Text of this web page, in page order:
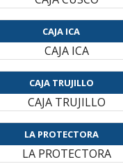
CAJA ICA
CAJA TRUJILLO
LA PROTECTORA